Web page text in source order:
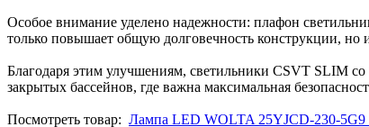
Особое внимание уделено надежности: плафон
только повышает общую долговечность конструкции, но
Благодаря этим улучшениям, светильники CSVT SLIM
закрытых бассейнов, где важна максимальная
Посмотреть товар: Лампа LED WOLTA 25YJCD-230-5G9